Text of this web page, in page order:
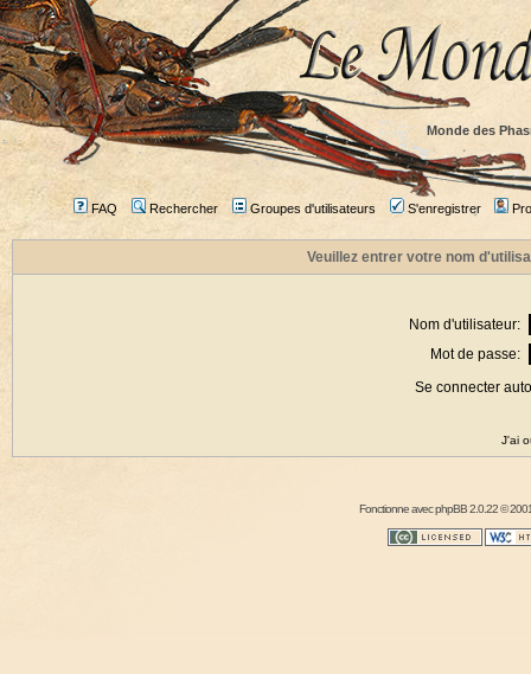
Monde des
FAQ Rechercher Groupes d'utilisateurs S'enregistrer
Veuillez entrer votre nom
Nom d'utilisateur:
Mot de passe:
Se connecter
J'ai
Fonctionne avecphpBB2.0.22 ©